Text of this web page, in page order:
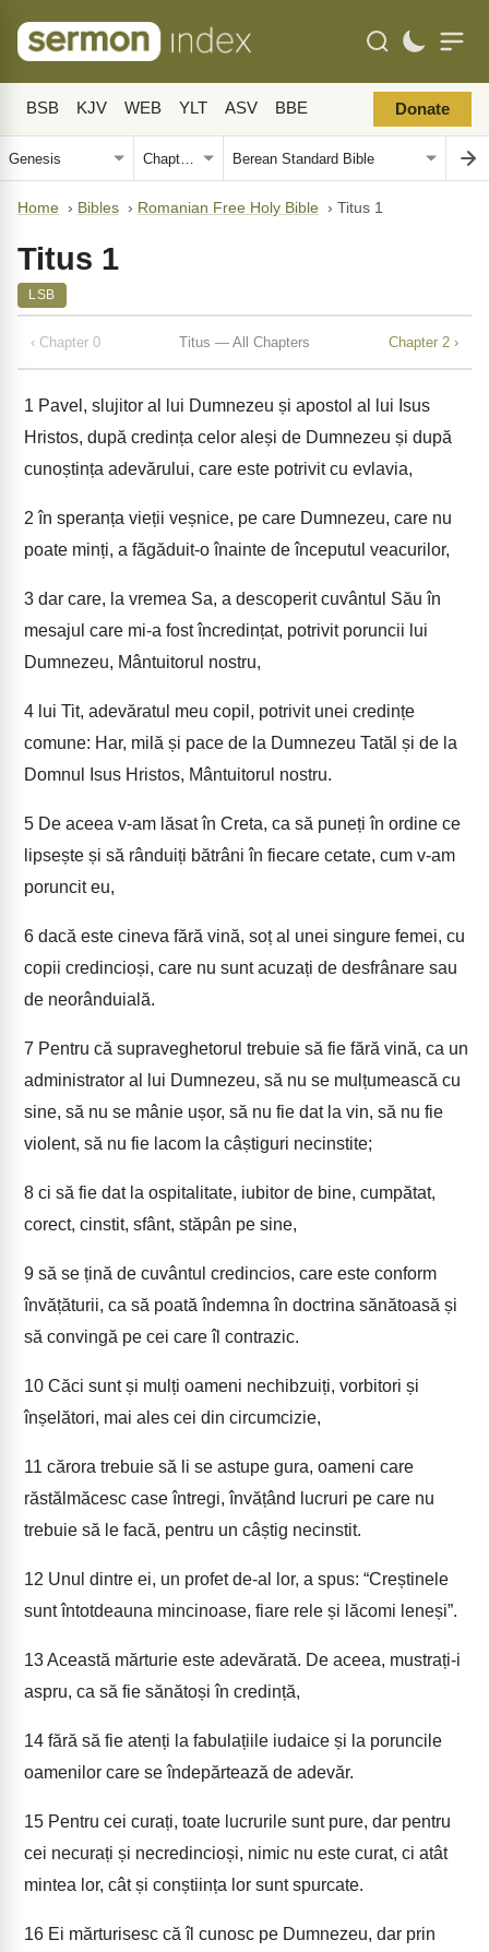
BSB KJV WEB YLT ASV BBE Donate
Home › Bibles › Romanian Free Holy Bible › Titus 1
Titus 1
LSB
‹ Chapter 0 Titus — All Chapters Chapter 2 ›
1 Pavel, slujitor al lui Dumnezeu și apostol al lui Isus
Hristos, după credința celor aleși de Dumnezeu și după
cunoștința adevărului, care este potrivit cu evlavia,
2 în speranța vieții veșnice, pe care Dumnezeu, care nu
poate minți, a făgăduit-o înainte de începutul veacurilor,
3 dar care, la vremea Sa, a descoperit cuvântul Său în
mesajul care mi-a fost încredințat, potrivit poruncii lui
Dumnezeu, Mântuitorul nostru,
4 lui Tit, adevăratul meu copil, potrivit unei credințe
comune: Har, milă și pace de la Dumnezeu Tatăl și de la
Domnul Isus Hristos, Mântuitorul nostru.
5 De aceea v-am lăsat în Creta, ca să puneți în ordine ce
lipsește și să rânduiți bătrâni în fiecare cetate, cum v-am
poruncit eu,
6 dacă este cineva fără vină, soț al unei singure femei, cu
copii credincioși, care nu sunt acuzați de desfrânare sau
de neorânduială.
7 Pentru că supraveghetorul trebuie să fie fără vină, ca un
administrator al lui Dumnezeu, să nu se mulțumească cu
sine, să nu se mânie ușor, să nu fie dat la vin, să nu fie
violent, să nu fie lacom la câștiguri necinstite;
8 ci să fie dat la ospitalitate, iubitor de bine, cumpătat,
corect, cinstit, sfânt, stăpân pe sine,
9 să se țină de cuvântul credincios, care este conform
învățăturii, ca să poată îndemna în doctrina sănătoasă și
să convingă pe cei care îl contrazic.
10 Căci sunt și mulți oameni nechibzuiți, vorbitori și
înșelători, mai ales cei din circumcizie,
11 cărora trebuie să li se astupe gura, oameni care
răstălmăcesc case întregi, învățând lucruri pe care nu
trebuie să le facă, pentru un câștig necinstit.
12 Unul dintre ei, un profet de-al lor, a spus: “Creștinele
sunt întotdeauna mincinoase, fiare rele și lăcomi leneși”.
13Această mărturie este adevărată. De aceea, mustrați-i
aspru, ca să fie sănătoși în credință,
14 fără să fie atenți la fabulațiile iudaice și la poruncile
oamenilor care se îndepărtează de adevăr.
15 Pentru cei curați, toate lucrurile sunt pure, dar pentru
cei necurați și necredincioși, nimic nu este curat, ci atât
mintea lor, cât și conștiința lor sunt spurcate.
16 Ei mărturisesc că îl cunosc pe Dumnezeu, dar prin